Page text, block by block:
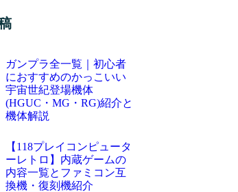
ガンプラ全一覧｜初心者
におすすめのかっこいい
宇宙世紀登場機体
(HGUC・MG・RG)紹介と
機体解説
【118プレイコンピュータ
ーレトロ】内蔵ゲームの
内容一覧とファミコン互
換機・復刻機紹介